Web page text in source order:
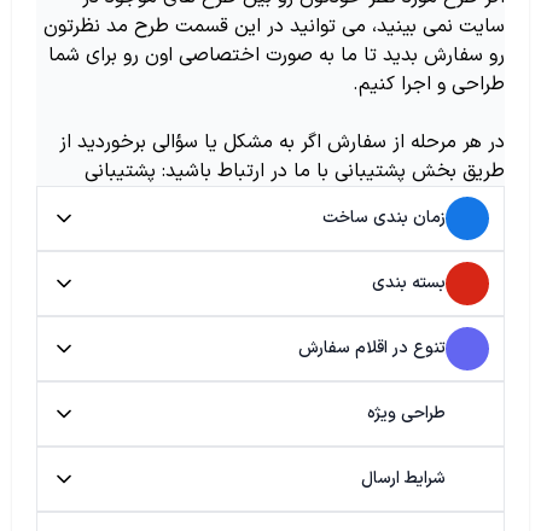
سایت نمی بینید، می توانید در این قسمت طرح مد نظرتون
رو سفارش بدید تا ما به صورت اختصاصی اون رو برای شما
طراحی و اجرا کنیم.
در هر مرحله از سفارش اگر به مشکل یا سؤالی برخوردید از
طریق بخش پشتیبانی با ما در ارتباط باشید: پشتیبانی
زمان بندی ساخت
بسته بندی
تنوع در اقلام سفارش
طراحی ویژه
شرایط ارسال